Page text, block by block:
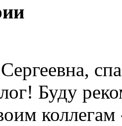
Буду